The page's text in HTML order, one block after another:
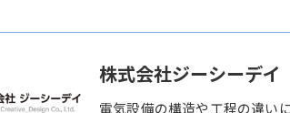
株式会社ジーシーデイ
電気設備の構造や工程の違い